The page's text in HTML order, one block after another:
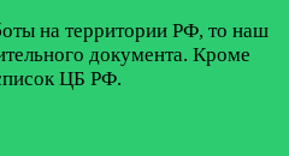
на территории РФ, то наш
документа. Кроме
ЦБ РФ.